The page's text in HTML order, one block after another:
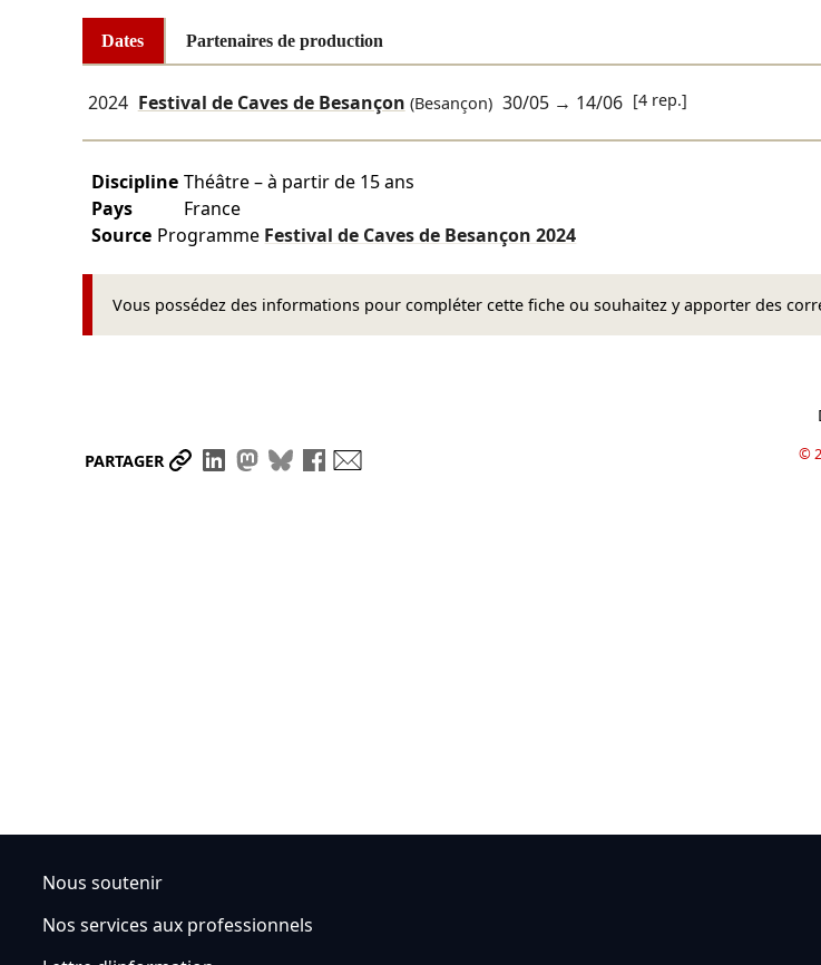
Dates Partenaires de production
2024 Festival de Caves de Besançon (Besançon) 30/05→ 14/06 [4 rep.]
Discipline Théâtre – à partir de 15 ans
Pays
France
Source Programme Festival de Caves de Besançon2024
Vous possédez des informations pour compléter cette fiche ou souhaitez y apporter des
PARTAGER Partager le lien
Partager sur LinkedIn
Partager sur Mastodon
Partager sur Bluesky
Partager sur Facebook ©
Nous soutenir
Nos services aux professionnels